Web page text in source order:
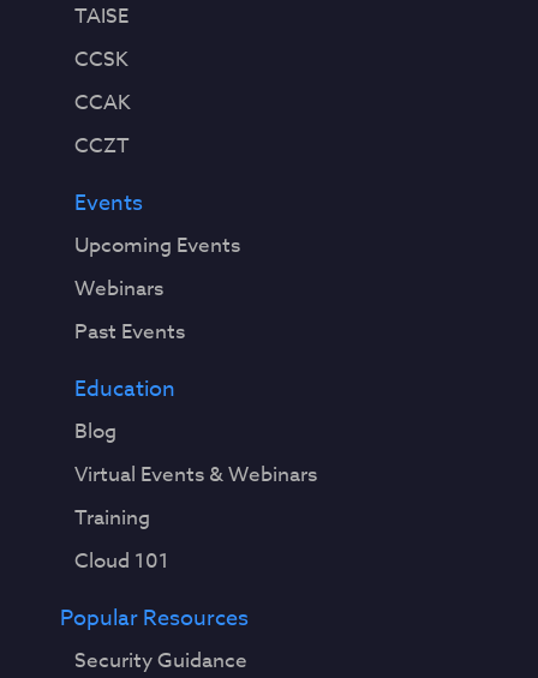
TAISE
CCSK
CCAK
CCZT
Events
Upcoming Events
Webinars
Past Events
Education
Blog
Virtual Events & Webinars
Training
Cloud 101
Popular Resources
Security Guidance